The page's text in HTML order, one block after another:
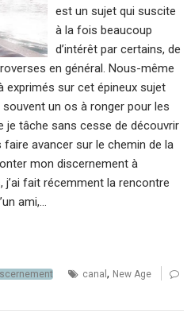
est un sujet qui suscite
à la fois beaucoup
d’intérêt par certains, de
en général. Nous-même
exprimés sur cet épineux sujet
un os à ronger pour les
je tâche sans cesse de découvrir
avancer sur le chemin de la
mon discernement à
fait récemment la rencontre
ami,…
canal, New Age